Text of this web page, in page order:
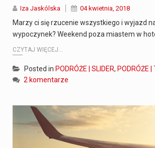
Iza Jaskólska 04 kwietnia, 2018
Marzy ci się rzucenie wszystkiego i wyjazd
wypoczynek? Weekend poza miastem w
CZYTAJ WIĘCEJ...
Posted in PODRÓŻE | SLIDER, PODRÓŻE |
2 komentarze